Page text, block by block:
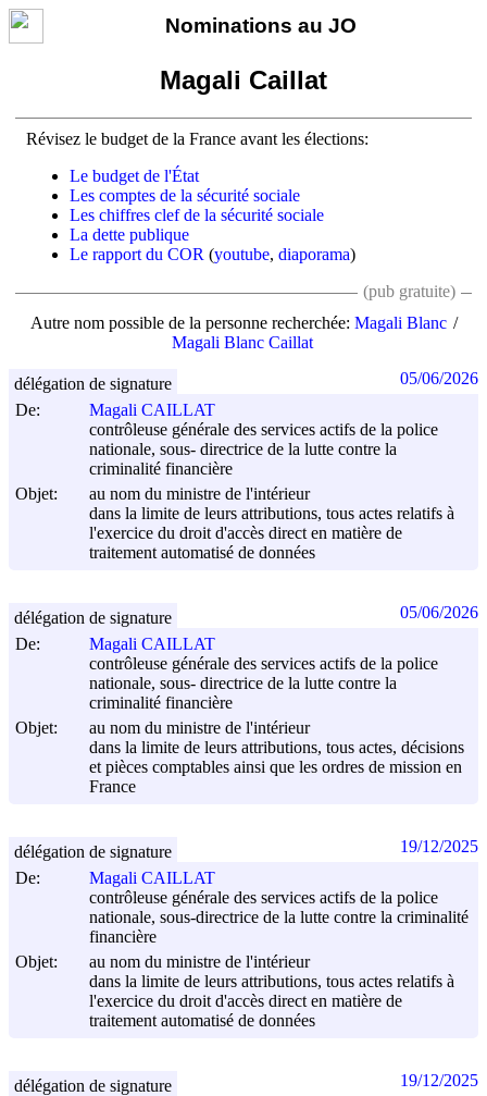
Nominations au JO
Magali Caillat
Révisez le budget de la France avant les élections:
Le budget de l'État
Les comptes de la sécurité sociale
Les chiffres clef de la sécurité sociale
La dette publique
Le rapport du COR (youtube, diaporama)
(pub gratuite)
Autre nom possible de la personne recherchée: Magali Blanc
Magali Blanc Caillat
De:
Magali CAILLAT
contrôleuse générale des services actifs de la police
nationale, sous- directrice de la lutte contre la
criminalité financière
Objet:
au nom du ministre de l'intérieur
dans la limite de leurs attributions, tous actes relatifs à
l'exercice du droit d'accès direct en matière de
traitement automatisé de données
délégation de signature 05/06/2026
De:
Magali CAILLAT
contrôleuse générale des services actifs de la police
nationale, sous- directrice de la lutte contre la
criminalité financière
Objet:
au nom du ministre de l'intérieur
dans la limite de leurs attributions, tous actes, décisions
et pièces comptables ainsi que les ordres de mission en
France
délégation de signature 05/06/2026
De:
Magali CAILLAT
contrôleuse générale des services actifs de la police
nationale, sous-directrice de la lutte contre la criminalité
financière
Objet:
au nom du ministre de l'intérieur
dans la limite de leurs attributions, tous actes relatifs à
l'exercice du droit d'accès direct en matière de
traitement automatisé de données
délégation de signature 19/12/2025
délégation de signature 19/12/2025